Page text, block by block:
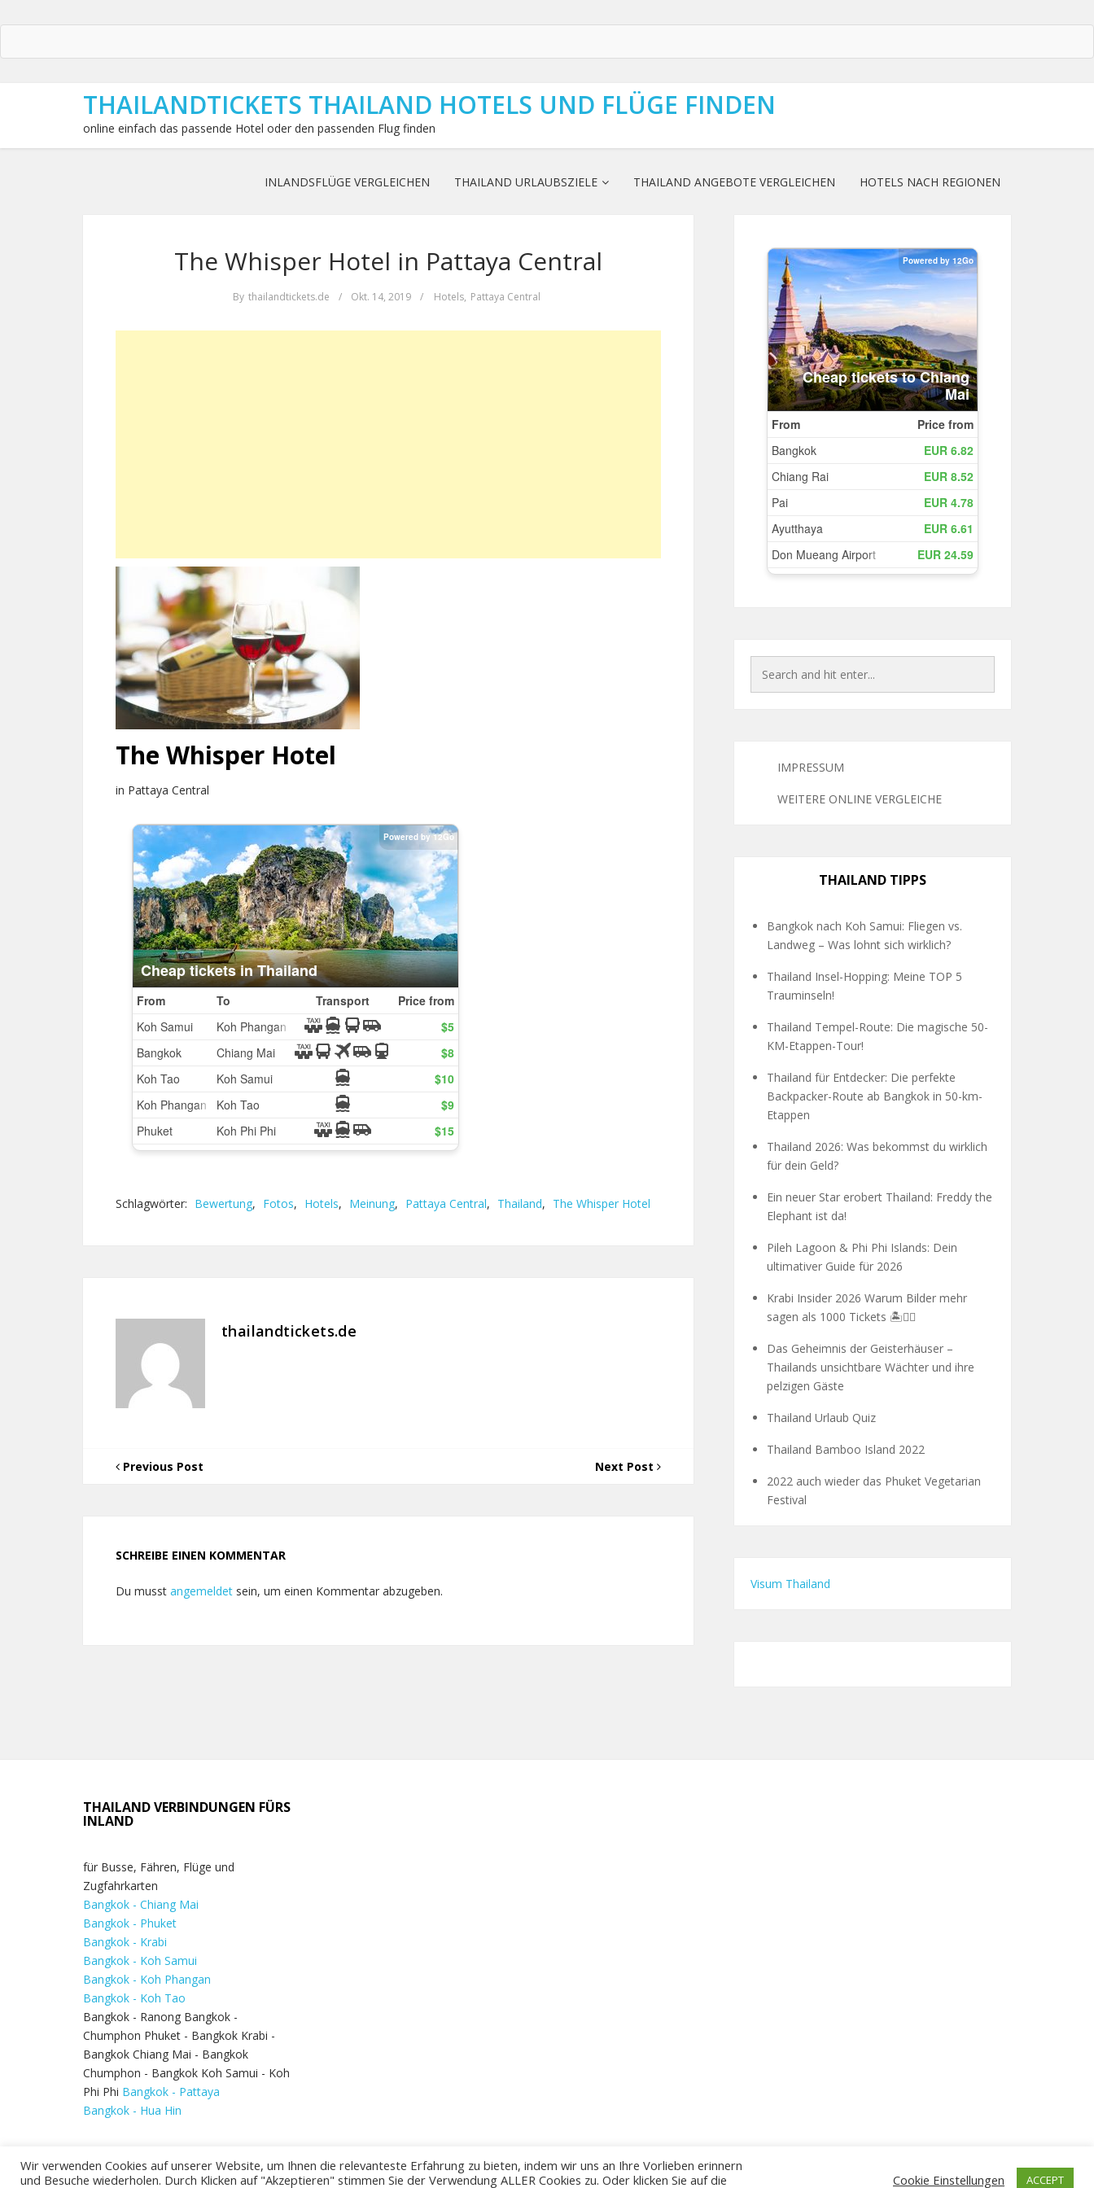
THAILANDTICKETS THAILAND HOTELS UND FLÜGE FINDEN
online einfach das passende Hotel oder den passenden Flug finden
INLANDSFLÜGE VERGLEICHEN THAILAND URLAUBSZIELE THAILAND ANGEBOTE VERGLEICHEN HOTELS NACH REGIONEN
The Whisper Hotel in Pattaya Central
By thailandtickets.de / Okt. 14, 2019 / Hotels, Pattaya Central
The Whisper Hotel
in Pattaya Central
Schlagwörter: Bewertung, Fotos, Hotels, Meinung, Pattaya Central, Thailand, The Whisper Hotel
thailandtickets.de
Previous Post Next Post
SCHREIBE EINEN KOMMENTAR
Du musst angemeldet sein, um einen Kommentar abzugeben.
IMPRESSUM
WEITERE ONLINE VERGLEICHE
THAILAND TIPPS
Bangkok nach Koh Samui: Fliegen vs.
Landweg – Was lohnt sich wirklich?
Thailand Insel-Hopping: Meine TOP 5
Trauminseln!
Thailand Tempel-Route: Die magische 50-
KM-Etappen-Tour!
Thailand für Entdecker: Die perfekte
Backpacker-Route ab Bangkok in 50-km-
Etappen
Thailand 2026: Was bekommst du wirklich
für dein Geld?
Ein neuer Star erobert Thailand: Freddy the
Elephant ist da!
Pileh Lagoon & Phi Phi Islands: Dein
ultimativer Guide für 2026
Krabi Insider 2026 Warum Bilder mehr
sagen als 1000 Tickets 🏝️🧗‍♂️
Das Geheimnis der Geisterhäuser –
Thailands unsichtbare Wächter und ihre
pelzigen Gäste
Thailand Urlaub Quiz
Thailand Bamboo Island 2022
2022 auch wieder das Phuket Vegetarian
Festival
Visum Thailand
THAILAND VERBINDUNGEN FÜRS
INLAND
für Busse, Fähren, Flüge und
Zugfahrkarten
Bangkok - Chiang Mai
Bangkok - Phuket
Bangkok - Krabi
Bangkok - Koh Samui
Bangkok - Koh Phangan
Bangkok - Koh Tao
Bangkok - Ranong Bangkok -
Chumphon Phuket - Bangkok Krabi -
Bangkok Chiang Mai - Bangkok
Chumphon - Bangkok Koh Samui - Koh
Phi Phi Bangkok - Pattaya
Bangkok - Hua Hin
Wir verwenden Cookies auf unserer Website, um Ihnen die relevanteste Erfahrung zu bieten, indem wir uns an Ihre Vorlieben erinnern
und Besuche wiederholen. Durch Klicken auf "Akzeptieren" stimmen Sie der Verwendung ALLER Cookies zu. Oder klicken Sie auf die
Cookie Einstellungen ACCEPT